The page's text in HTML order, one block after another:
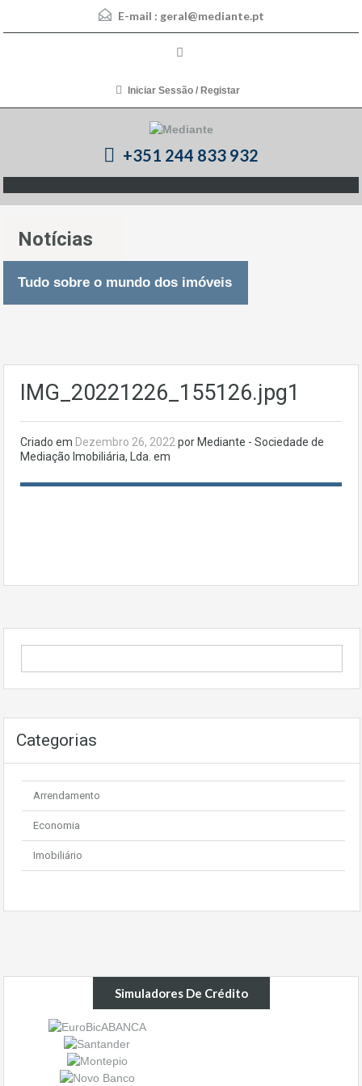
E-mail : geral@mediante.pt
Iniciar Sessão / Registar
+351 244 833 932
Notícias
Tudo sobre o mundo dos imóveis
IMG_20221226_155126.jpg1
Criado em Dezembro 26, 2022por Mediante - Sociedade de
Mediação Imobiliária, Lda. em
Categorias
Arrendamento
Economia
Imobiliário
Simuladores De Crédito